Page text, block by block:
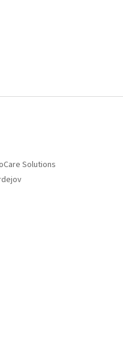
Solutions